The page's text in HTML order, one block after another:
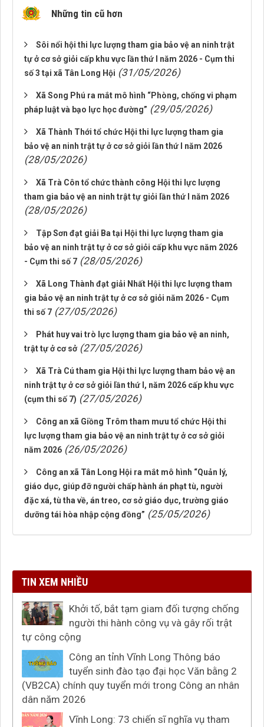
Những tin cũ hơn
Sôi nổi hội thi lực lượng tham gia bảo vệ an ninh trật
tự ở cơ sở giỏi cấp khu vực lần thứ I năm 2026 - Cụm thi
số 3 tại xã Tân Long Hội (31/05/2026)
Xã Song Phú ra mắt mô hình “Phòng, chống vi phạm
pháp luật và bạo lực học đường” (29/05/2026)
Xã Thành Thới tổ chức Hội thi lực lượng tham gia
bảo vệ an ninh trật tự ở cơ sở giỏi lần thứ I năm 2026
(28/05/2026)
Xã Trà Côn tổ chức thành công Hội thi lực lượng
tham gia bảo vệ an ninh trật tự giỏi lần thứ I năm 2026
(28/05/2026)
Tập Sơn đạt giải Ba tại Hội thi lực lượng tham gia
bảo vệ an ninh trật tự ở cơ sở giỏi cấp khu vực năm 2026
- Cụm thi số 7 (28/05/2026)
Xã Long Thành đạt giải Nhất Hội thi lực lượng tham
gia bảo vệ an ninh trật tự ở cơ sở giỏi năm 2026 - Cụm
thi số 7 (27/05/2026)
Phát huy vai trò lực lượng tham gia bảo vệ an ninh,
trật tự ở cơ sở (27/05/2026)
Xã Trà Cú tham gia Hội thi lực lượng tham bảo vệ an
ninh trật tự ở cơ sở giỏi lần thứ I, năm 2026 cấp khu vực
(cụm thi số 7) (27/05/2026)
Công an xã Giồng Trôm tham mưu tổ chức Hội thi
lực lượng tham gia bảo vệ an ninh trật tự ở cơ sở giỏi
năm 2026 (26/05/2026)
Công an xã Tân Long Hội ra mắt mô hình “Quản lý,
giáo dục, giúp đỡ người chấp hành án phạt tù, người
đặc xá, tù tha về, án treo, cơ sở giáo dục, trường giáo
dưỡng tái hòa nhập cộng đồng” (25/05/2026)
TIN XEM NHIỀU
Khởi tố, bắt tạm giam đối tượng chống
người thi hành công vụ và gây rối trật
tự công cộng
Công an tỉnh Vĩnh Long Thông báo
tuyển sinh đào tạo đại học Văn bằng 2
(VB2CA) chính quy tuyển mới trong Công an nhân
dân năm 2026
Vĩnh Long: 73 chiến sĩ nghĩa vụ tham